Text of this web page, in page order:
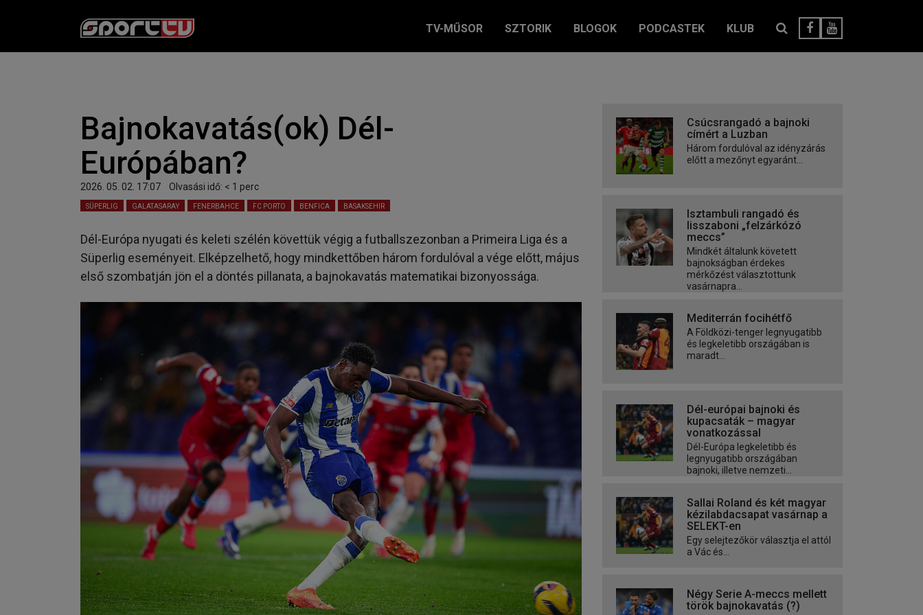
TV-MŰSOR SZTORIK BLOGOK PODCASTEK KLUB
Bajnokavatás(ok) Dél-
Európában?
2026. 05. 02. 17:07 Olvasási idő: < 1 perc
SÜPERLIG GALATASARAY FENERBAHCE FC PORTO BENFICA BASAKSEHIR
Dél-Európa nyugati és keleti szélén követtük végig a futballszezonban a Primeira Liga és a
Süperlig eseményeit. Elképzelhető, hogy mindkettőben három fordulóval a vége előtt, május
első szombatján jön el a döntés pillanata, a bajnokavatás matematikai bizonyossága.
Csúcsrangadó a bajnoki
címért a Luzban
Három fordulóval az idényzárás
előtt a mezőnyt egyaránt...
Isztambuli rangadó és
lisszaboni „felzárkózó
meccs”
Mindkét általunk követett
bajnokságban érdekes
mérkőzést választottunk
vasárnapra...
Mediterrán focihétfő
A Földközi-tenger legnyugatibb
és legkeletibb országában is
maradt...
Dél-európai bajnoki és
kupacsaták – magyar
vonatkozással
Dél-Európa legkeletibb és
legnyugatibb országában
bajnoki, illetve nemzeti...
Sallai Roland és két magyar
kézilabdacsapat vasárnap a
SELEKT-en
Egy selejtezőkör választja el attól
a Vác és...
Négy Serie A-meccs mellett
török bajnokavatás (?)